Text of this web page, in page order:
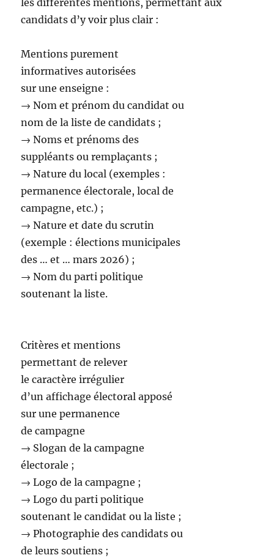
les différentes mentions, permettant aux
candidats d’y voir plus clair :
Mentions purement
informatives autorisées
sur une enseigne :
→ Nom et prénom du candidat ou
nom de la liste de candidats ;
→ Noms et prénoms des
suppléants ou remplaçants ;
→ Nature du local (exemples :
permanence électorale, local de
campagne, etc.) ;
→ Nature et date du scrutin
(exemple : élections municipales
des … et … mars 2026) ;
→ Nom du parti politique
soutenant la liste.
Critères et mentions
permettant de relever
le caractère irrégulier
d’un affichage électoral apposé
sur une permanence
de campagne
→ Slogan de la campagne
électorale ;
→ Logo de la campagne ;
→ Logo du parti politique
soutenant le candidat ou la liste ;
→ Photographie des candidats ou
de leurs soutiens ;